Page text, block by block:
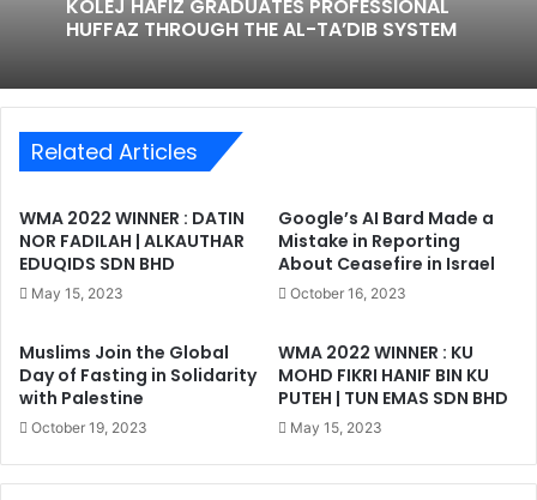
KOLEJ HAFIZ GRADUATES PROFESSIONAL
HUFFAZ THROUGH THE AL-TA’DIB SYSTEM
Related Articles
WMA 2022 WINNER : DATIN
NOR FADILAH | ALKAUTHAR
EDUQIDS SDN BHD
May 15, 2023
Google’s AI Bard Made a
Mistake in Reporting
About Ceasefire in Israel
October 16, 2023
Muslims Join the Global
Day of Fasting in Solidarity
with Palestine
October 19, 2023
WMA 2022 WINNER : KU
MOHD FIKRI HANIF BIN KU
PUTEH | TUN EMAS SDN BHD
May 15, 2023